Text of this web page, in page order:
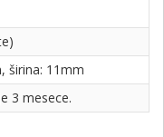
širina: 11mm
3 mesece.